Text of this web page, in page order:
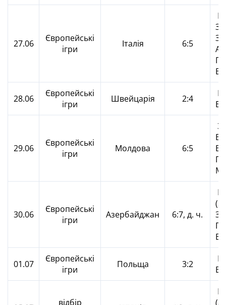
27.06
Європейські
ігри
Італія 6:5
А.
28.06
Європейські
ігри
Швейцарія 2:4
29.06
Європейські
ігри
Молдова 6:5
30.06
Європейські
ігри
Азербайджан 6:7, д. ч.
01.07
Європейські
ігри
Польща 3:2
відбір